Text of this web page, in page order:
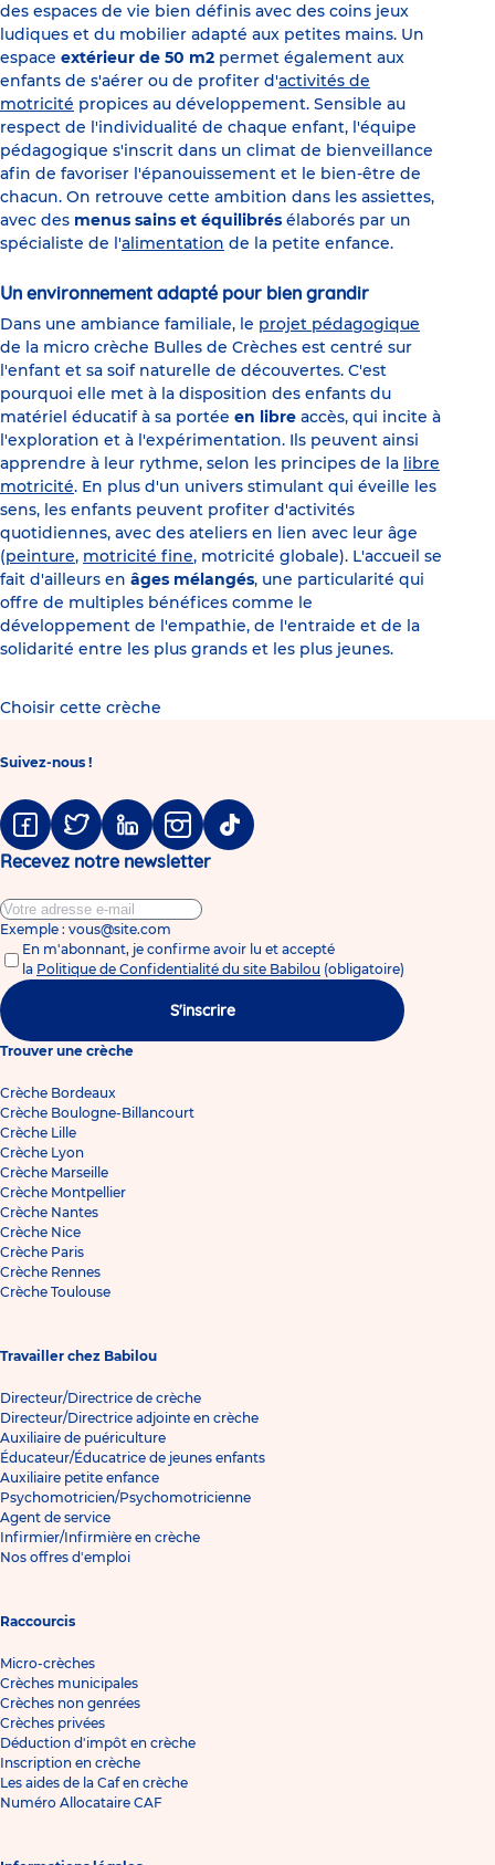
des espaces de vie bien définis avec des coins jeux
ludiques et du mobilier adapté aux petites mains. Un
espace extérieur de 50 m2 permet également aux
enfants de s'aérer ou de profiter d'activités de
motricité propices au développement. Sensible au
respect de l'individualité de chaque enfant, l'équipe
pédagogique s'inscrit dans un climat de bienveillance
afin de favoriser l'épanouissement et le bien-être de
chacun. On retrouve cette ambition dans les assiettes,
avec des menus sains et équilibrés élaborés par un
spécialiste de l'alimentation de la petite enfance.
Un environnement adapté pour bien grandir
Dans une ambiance familiale, le projet pédagogique
de la micro crèche Bulles de Crèches est centré sur
l'enfant et sa soif naturelle de découvertes. C'est
pourquoi elle met à la disposition des enfants du
matériel éducatif à sa portée en libre accès, qui incite à
l'exploration et à l'expérimentation. Ils peuvent ainsi
apprendre à leur rythme, selon les principes de la libre
motricité. En plus d'un univers stimulant qui éveille les
sens, les enfants peuvent profiter d'activités
quotidiennes, avec des ateliers en lien avec leur âge
(peinture, motricité fine, motricité globale). L'accueil se
fait d'ailleurs en âges mélangés, une particularité qui
offre de multiples bénéfices comme le
développement de l'empathie, de l'entraide et de la
solidarité entre les plus grands et les plus jeunes.
Choisir cette crèche
Suivez-nous !
FacebookTwitter LinkedinInstagramTiktok
Recevez notre newsletter
Exemple : vous@site.com
En m'abonnant, je confirme avoir lu et accepté
la Politique de Confidentialité du site Babilou (obligatoire)
S'inscrire
Trouver une crèche
Crèche Bordeaux
Crèche Boulogne-Billancourt
Crèche Lille
Crèche Lyon
Crèche Marseille
Crèche Montpellier
Crèche Nantes
Crèche Nice
Crèche Paris
Crèche Rennes
Crèche Toulouse
Travailler chez Babilou
Directeur/Directrice de crèche
Directeur/Directrice adjointe en crèche
Auxiliaire de puériculture
Éducateur/Éducatrice de jeunes enfants
Auxiliaire petite enfance
Psychomotricien/Psychomotricienne
Agent de service
Infirmier/Infirmière en crèche
Nos offres d'emploi
Raccourcis
Micro-crèches
Crèches municipales
Crèches non genrées
Crèches privées
Déduction d'impôt en crèche
Inscription en crèche
Les aides de la Caf en crèche
Numéro Allocataire CAF